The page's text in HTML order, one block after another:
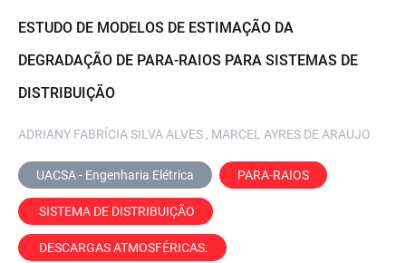
ESTUDO DE MODELOS DE ESTIMAÇÃO DA
DEGRADAÇÃO DE PARA-RAIOS PARA SISTEMAS DE
DISTRIBUIÇÃO
ADRIANY FABRÍCIA SILVA ALVES , MARCEL AYRES DE ARAUJO
UACSA - Engenharia Elétrica PARA-RAIOS
SISTEMA DE DISTRIBUIÇÃO
DESCARGAS ATMOSFÉRICAS.